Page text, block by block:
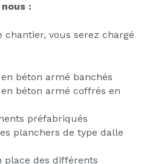
:
chantier, vous serez chargé
béton armé banchés
béton armé coffrés en
préfabriqués
planchers de type dalle
place des différents